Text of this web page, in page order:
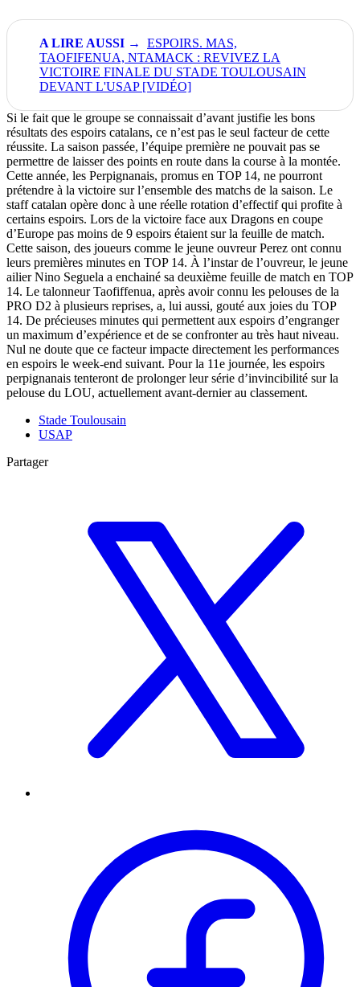
ESPOIRS. MAS,
TAOFIFENUA, NTAMACK : REVIVEZ LA
VICTOIRE FINALE DU STADE TOULOUSAIN
DEVANT L'USAP [VIDÉO]
Si le fait que le groupe se connaissait d’avant justifie les bons
résultats des espoirs catalans, ce n’est pas le seul facteur de cette
réussite. La saison passée, l’équipe première ne pouvait pas se
permettre de laisser des points en route dans la course à la montée.
Cette année, les Perpignanais, promus en TOP 14, ne pourront
prétendre à la victoire sur l’ensemble des matchs de la saison. Le
staff catalan opère donc à une réelle rotation d’effectif qui profite à
certains espoirs. Lors de la victoire face aux Dragons en coupe
d’Europe pas moins de 9 espoirs étaient sur la feuille de match.
Cette saison, des joueurs comme le jeune ouvreur Perez ont connu
leurs premières minutes en TOP 14. À l’instar de l’ouvreur, le jeune
ailier Nino Seguela a enchainé sa deuxième feuille de match en TOP
14. Le talonneur Taofiffenua, après avoir connu les pelouses de la
PRO D2 à plusieurs reprises, a, lui aussi, gouté aux joies du TOP
14. De précieuses minutes qui permettent aux espoirs d’engranger
un maximum d’expérience et de se confronter au très haut niveau.
Nul ne doute que ce facteur impacte directement les performances
en espoirs le week-end suivant. Pour la 11e journée, les espoirs
perpignanais tenteront de prolonger leur série d’invincibilité sur la
pelouse du LOU, actuellement avant-dernier au classement.
Stade Toulousain
USAP
Partager